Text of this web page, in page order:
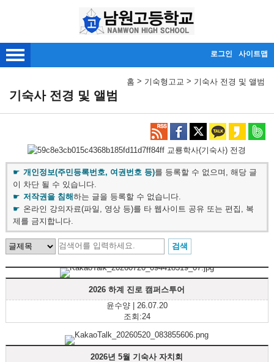
로그인 사이트맵
홈 > 기숙형고교 > 기숙사 전경 및 앨범
기숙사 전경 및 앨범
교룡학사(기숙사) 전경
개인정보(주민등록번호, 여권번호 등)를 등록할 수 없으며, 해당 글
이 차단 될 수 있습니다.
저작권을 침해하는 글을 등록할 수 없습니다.
온라인 강의자료(파일, 영상 등)를 타 웹사이트 공유 또는 편집, 복
제를 금지합니다.
2026 하계 진로 캠퍼스투어
윤수양 | 26.07.20
조회:24
2026년 5월 기숙사 자치회